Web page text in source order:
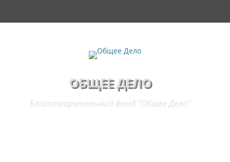
ОБЩЕЕ ДЕЛО
Благотворительный фонд "Общее Дело"